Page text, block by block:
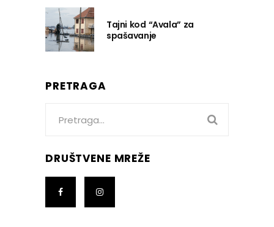
Tajni kod “Avala” za
spašavanje
PRETRAGA
DRUŠTVENE MREŽE